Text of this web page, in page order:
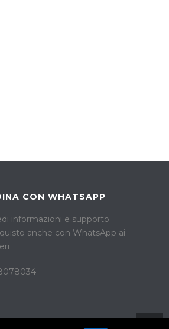
CON WHATSAPP
informazioni e supporto
anche con WhatsApp ai